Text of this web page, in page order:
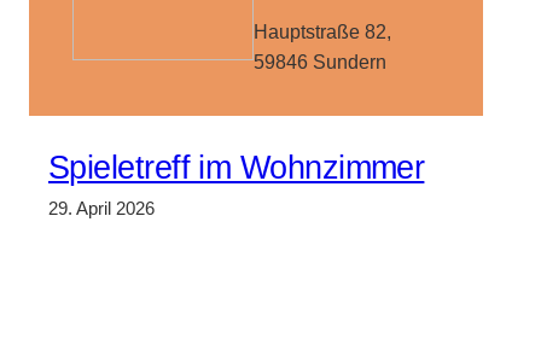
Hauptstraße 82,
59846 Sundern
Spieletreff im Wohnzimmer
29. April 2026